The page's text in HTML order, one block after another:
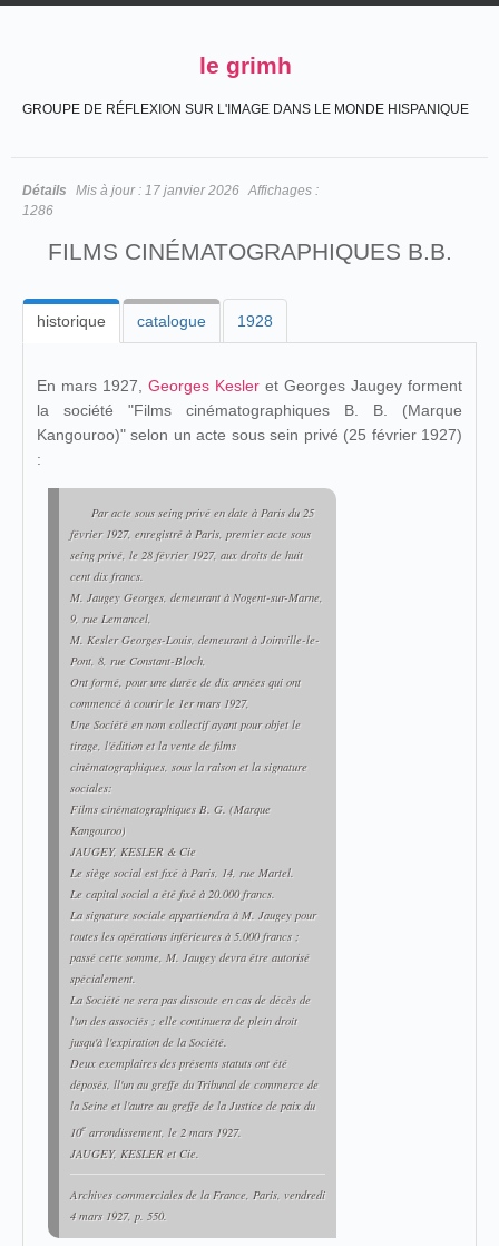
le grimh
GROUPE DE RÉFLEXION SUR L'IMAGE DANS LE MONDE HISPANIQUE
Détails Mis à jour : 17 janvier 2026 Affichages :
1286
FILMS CINÉMATOGRAPHIQUES B.B.
historique catalogue 1928
En mars 1927, Georges Kesler et Georges Jaugey forment
la société "Films cinématographiques B. B. (Marque
Kangouroo)" selon un acte sous sein privé (25 février 1927)
:
Par acte sous seing privé en date à Paris du 25
février 1927, enregistré à Paris, premier acte sous
seing privé, le 28 février 1927, aux droits de huit
cent dix francs.
M. Jaugey Georges, demeurant à Nogent-sur-Marne,
9, rue Lemancel,
M. Kesler Georges-Louis, demeurant à Joinville-le-
Pont, 8, rue Constant-Bloch,
Ont formé, pour une durée de dix années qui ont
commencé à courir le 1er mars 1927,
Une Société en nom collectif ayant pour objet le
tirage, l'édition et la vente de films
cinématographiques, sous la raison et la signature
sociales:
Films cinématographiques B. G. (Marque
Kangouroo)
JAUGEY, KESLER & Cie
Le siège social est fixé à Paris, 14, rue Martel.
Le capital social a été fixé à 20.000 francs.
La signature sociale appartiendra à M. Jaugey pour
toutes les opérations inférieures à 5.000 francs ;
passé cette somme, M. Jaugey devra être autorisé
spécialement.
La Société ne sera pas dissoute en cas de décès de
l'un des associés ; elle continuera de plein droit
jusqu'à l'expiration de la Société.
Deux exemplaires des présents statuts ont été
déposés, ll'un au greffe du Tribunal de commerce de
la Seine et l'autre au greffe de la Justice de paix du
10e arrondissement, le 2 mars 1927.
JAUGEY, KESLER et Cie.
Archives commerciales de la France , Paris, vendredi
4 mars 1927, p. 550.